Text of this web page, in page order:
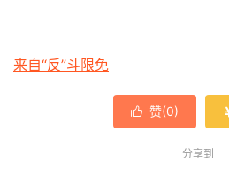
来自“反”斗限免
 赞(0)
分享到